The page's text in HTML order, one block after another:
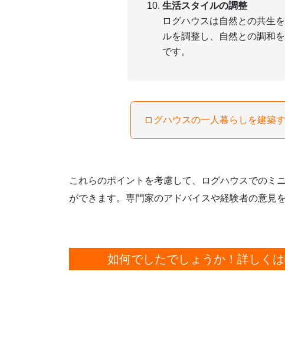
生活スタイルの調整
ログハウスは自然との共生
ルを調整し、自然との調和
です。
ログハウスの一人暮らしを建築
これらのポイントを考慮して、ログハウスでのミ
ができます。専門家のアドバイスや経験者の意見
如何でしたでしょうか！ 詳しく